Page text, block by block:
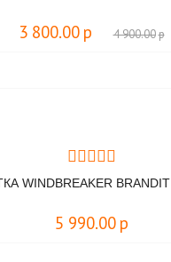
3 800.00 р 4 900.00р
WINDBREAKER
5 990.00 р